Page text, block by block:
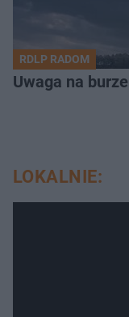
RDLP RADOM
Uwaga na
LOKALNIE: